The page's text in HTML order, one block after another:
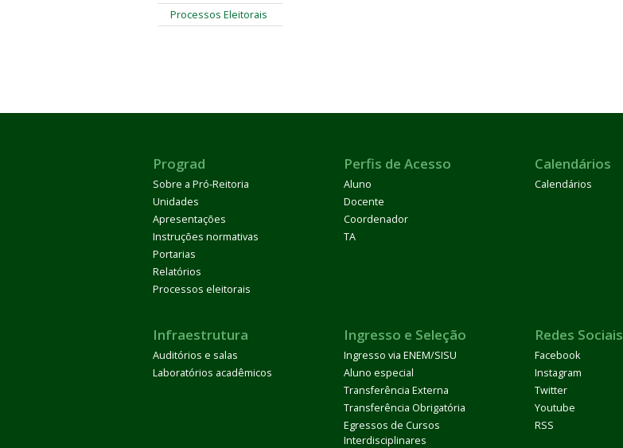
Processos Eleitorais
Prograd
Sobre a Pró-Reitoria
Unidades
Apresentações
Instruções normativas
Portarias
Relatórios
Processos eleitorais
Perfis de Acesso
Aluno
Docente
Coordenador
TA
Calendários
Calendários
Infraestrutura
Auditórios e salas
Laboratórios acadêmicos
Ingresso e Seleção
Ingresso via ENEM/SISU
Aluno especial
Transferência Externa
Transferência Obrigatória
Egressos de Cursos
Interdisciplinares
Redes Sociais
Facebook
Instagram
Twitter
Youtube
RSS